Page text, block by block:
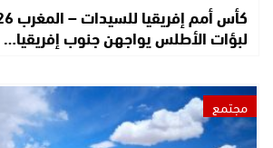
لبؤات الأطلس يواجهن جنوب إفريقيا…
مجتمع